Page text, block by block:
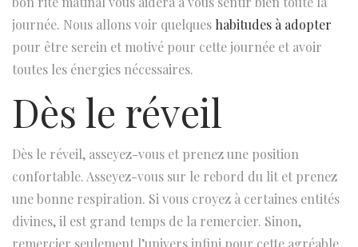
l
e
2
0
2
d
a
n
journée. Nous allons voir quelques habitudes à adopter
pour être serein et motivé pour cette journée et avoir
toutes les énergies nécessaires.
Dès le réveil
Dès le réveil, asseyez-vous et prenez une position
confortable. Asseyez-vous sur le rebord du lit et prenez
une bonne respiration. Si vous croyez à certaines entités
divines, il est grand temps de la remercier. Sinon,
remercier seulement l’univers infini pour cette agréable